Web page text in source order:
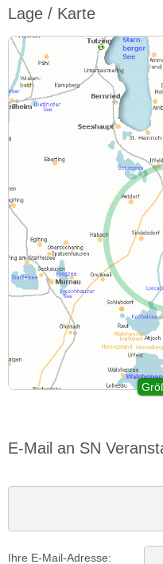
Lage / Karte
E-Mail an SN
Ihre E-Mail-Adresse: